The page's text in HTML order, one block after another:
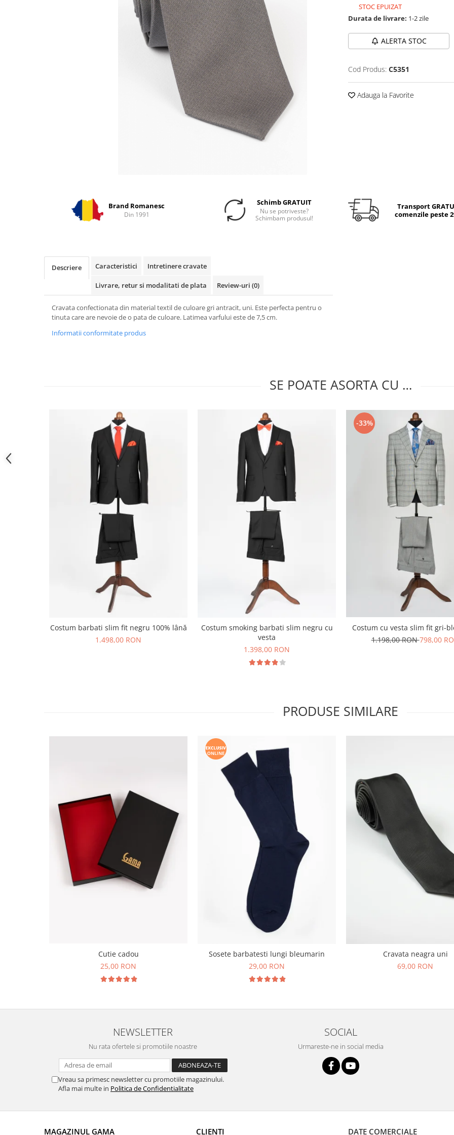
STOC EPUIZAT
Durata de livrare: 1-2 zile
ALERTA STOC
Cod Produs: C5351
Adauga la Favorite
Brand Romanesc
Din 1991
Schimb GRATUIT
Nu se potriveste?
Schimbam produsul!
Transport
comenzile peste
Descriere Caracteristici Intretinere cravate
Livrare, retur si modalitati de plata Review-uri (0)
Cravata confectionata din material textil de culoare gri antracit, uni. Este perfecta pentru o
tinuta care are nevoie de o pata de culoare. Latimea varfului este de 7,5 cm.
Informatii conformitate produs
SE POATE ASORTA CU …
Costum barbati slim fit negru 100% lână
1.498,00 RON
Costum smoking barbati slim negru cu
vesta
1.398,00 RON
-33%
Costum cu vesta slim fit gri-
1.198,00 RON798,00
PRODUSE SIMILARE
Cutie cadou
25,00 RON
Sosete barbatesti lungi bleumarin
29,00 RON
Cravata neagra uni
69,00 RON
NEWSLETTER
Nu rata ofertele si promotiile noastre
Vreau sa primesc newsletter cu promotiile magazinului.
Afla mai multe in Politica de Confidentialitate
SOCIAL
Urmareste-ne in social media
MAGAZINUL GAMA CLIENTI DATE COMERCIALE